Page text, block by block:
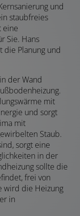
und
staubfreies
eine
Sie. Hans
die Planung und
der Wand
mit
und sorgt
mit
Staub.
sorgt eine
in der
sollte die
frei von
wird die Heizung
in